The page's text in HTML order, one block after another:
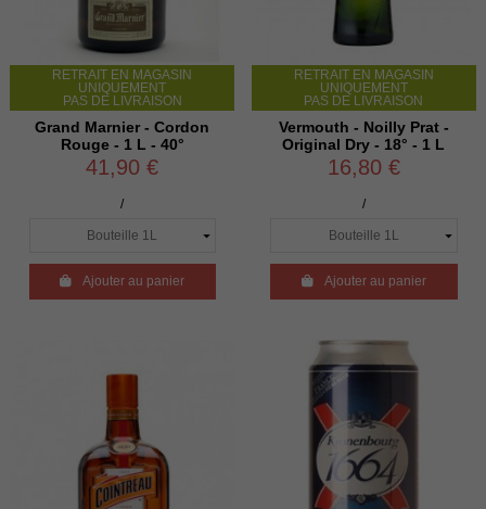
RETRAIT EN MAGASIN
UNIQUEMENT
PAS DE LIVRAISON
Grand Marnier - Cordon
Rouge - 1 L - 40°
41,90 €
/
Ajouter au panier
RETRAIT EN MAGASIN
UNIQUEMENT
PAS DE LIVRAISON
Vermouth - Noilly Prat -
Original Dry - 18° - 1 L
16,80 €
/
Ajouter au panier